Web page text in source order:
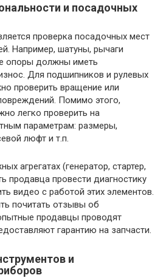
и посадочных
проверка посадочных мест
Например, шатуны, рычаги
опоры должны иметь
Для подшипников и рулевых
проверить вращение или
Помимо этого,
легко проверить на
параметрам: размеры,
люфт и т.п.
агрегатах (генератор, стартер,
продавца провести диагностику
видео с работой этих элементов.
почитать отзывы об
продавцы проводят
гарантию на запчасти.
и